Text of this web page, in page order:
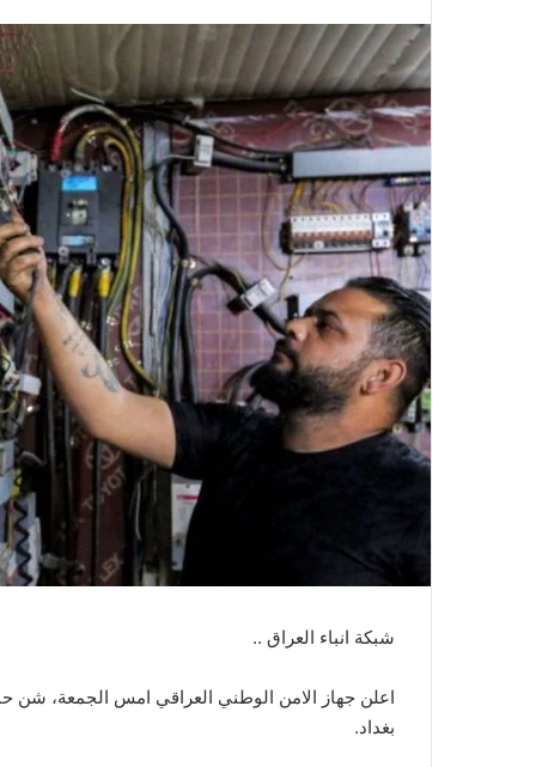
شبكة انباء العراق ..
بغداد.